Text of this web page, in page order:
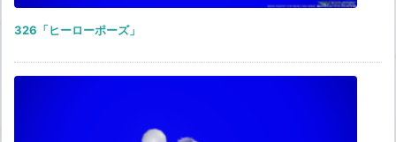
326「ヒーローポーズ」